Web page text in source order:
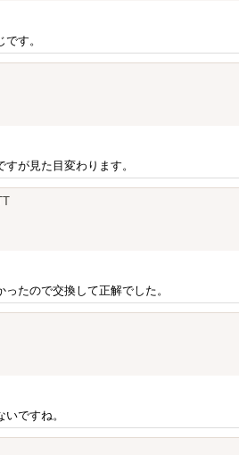
す。
が見た目変わります。
たので交換して正解でした。
ですね。